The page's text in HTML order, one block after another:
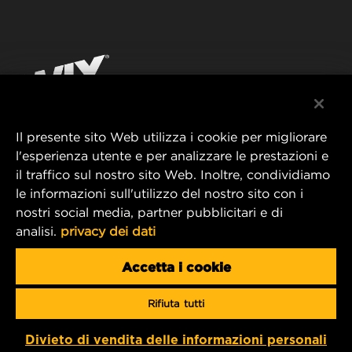
CONTATTACI
IMPRESSUM
YouTube
MANN+HUMMEL FT Poland
ul. Wrocławska 145,
63-800 GOSTYŃ, POLAND
Tel. +48 65 572 89 00
E-mail:info@mann-hummel.com
Copyright 2025 MANN+HUMMEL. All rights reserved.
Il presente sito Web utilizza i cookie per migliorare
l'esperienza utente e per analizzare le prestazioni e
il traffico sul nostro sito Web. Inoltre, condividiamo
le informazioni sull'utilizzo del nostro sito con i
nostri social media, partner pubblicitari e di
analisi. privacy dei dati
Accetta i cookie
Rifiuta tutti
Divieto di vendita delle informazioni personali